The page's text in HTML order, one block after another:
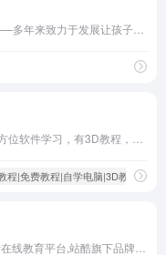
程|免费教程|自学电脑|3D教程|平